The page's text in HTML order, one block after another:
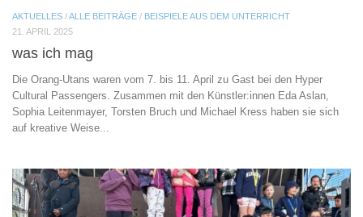
AKTUELLES /ALLE BEITRÄGE / BEISPIELE AUS DEM UNTERRICHT
21. APRIL 2025
was ich mag
Die Orang-Utans waren vom 7. bis 11. April zu Gast bei den Hyper
Cultural Passengers. Zusammen mit den Künstler:innen Eda Aslan,
Sophia Leitenmayer, Torsten Bruch und Michael Kress haben sie sich
auf kreative Weise...